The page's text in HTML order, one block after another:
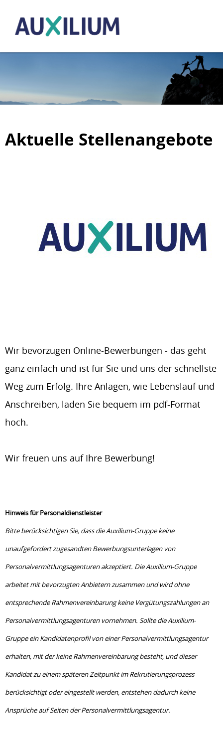
Aktuelle Stellenangebote
Wir bevorzugen Online-Bewerbungen - das geht
ganz einfach und ist für Sie und uns der schnellste
Weg zum Erfolg. Ihre Anlagen, wie Lebenslauf und
Anschreiben, laden Sie bequem im pdf-Format
hoch.
Wir freuen uns auf Ihre Bewerbung!
Hinweis für Personaldienstleister
Bitte berücksichtigen Sie, dass die Auxilium-Gruppe keine
unaufgefordert zugesandten Bewerbungsunterlagen von
Personalvermittlungsagenturen akzeptiert. Die Auxilium-Gruppe
arbeitet mit bevorzugten Anbietern zusammen und wird ohne
entsprechende Rahmenvereinbarung keine Vergütungszahlungen an
Personalvermittlungs­agenturen vornehmen. Sollte die Auxilium-
Gruppe ein Kandidatenprofil von einer Personal­vermittlungs­­agentur
erhalten, mit der keine Rahmenvereinbarung besteht, und dieser
Kandidat zu einem späteren Zeitpunkt im Rekrutierungs­prozess
berücksichtigt oder eingestellt werden, entstehen dadurch keine
Ansprüche auf Seiten der Personalvermittlungsagentur.